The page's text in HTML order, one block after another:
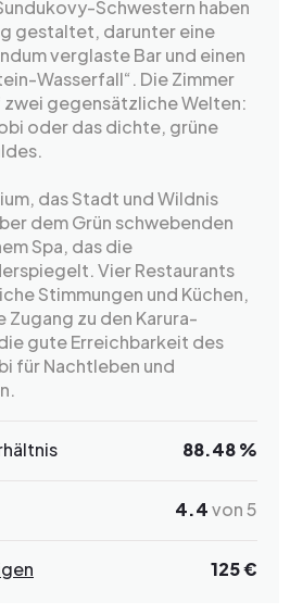
Schwestern haben
gestaltet, darunter eine
verglaste Bar und einen
Wasserfall“. Die Zimmer
gegensätzliche Welten:
oder das dichte, grüne
das Stadt und Wildnis
dem Grün schwebenden
Spa, das die
Vier Restaurants
Stimmungen und Küchen,
zu den Karura-
gute Erreichbarkeit des
für Nachtleben und
88.48 %
4.4von 5
125 €